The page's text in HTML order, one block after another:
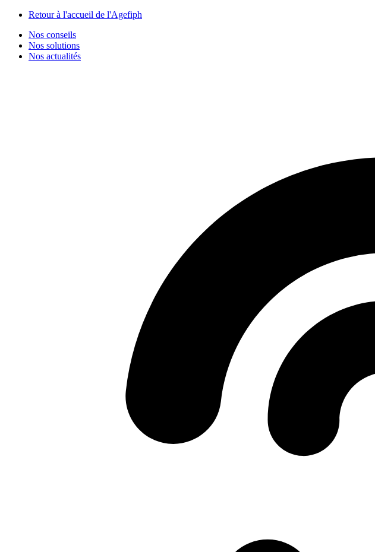
Retour à l'accueil de l'Agefiph
Nos conseils
Nos solutions
Nos actualités